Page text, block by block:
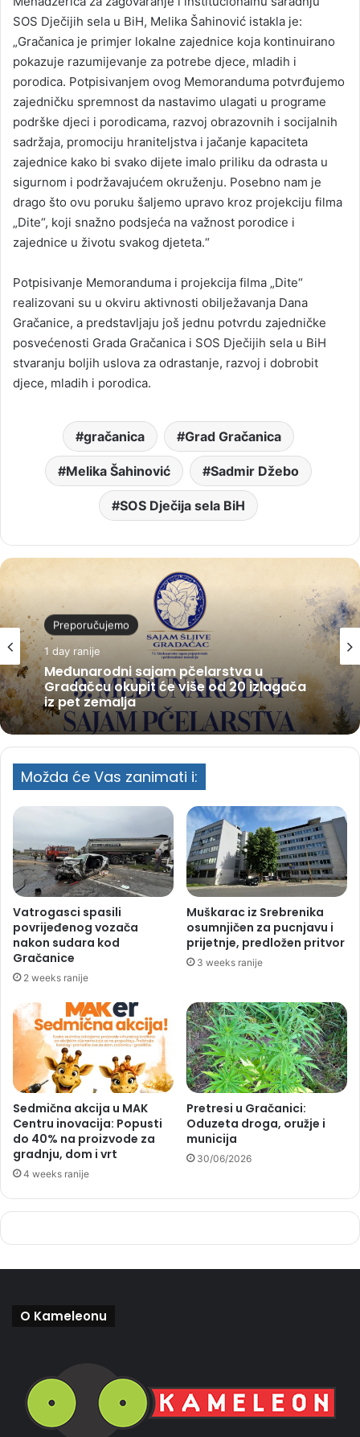
SOS Dječijih sela u BiH, Melika Šahinović istakla je:
„Gračanica je primjer lokalne zajednice koja kontinuirano
pokazuje razumijevanje za potrebe djece, mladih i
porodica. Potpisivanjem ovog Memoranduma potvrđujemo
zajedničku spremnost da nastavimo ulagati u programe
podrške djeci i porodicama, razvoj obrazovnih i socijalnih
sadržaja, promociju hraniteljstva i jačanje kapaciteta
zajednice kako bi svako dijete imalo priliku da odrasta u
sigurnom i podržavajućem okruženju. Posebno nam je
drago što ovu poruku šaljemo upravo kroz projekciju filma
„Dite“, koji snažno podsjeća na važnost porodice i
zajednice u životu svakog djeteta.“
Potpisivanje Memoranduma i projekcija filma „Dite“
realizovani su u okviru aktivnosti obilježavanja Dana
Gračanice, a predstavljaju još jednu potvrdu zajedničke
posvećenosti Grada Gračanica i SOS Dječijih sela u BiH
stvaranju boljih uslova za odrastanje, razvoj i dobrobit
djece, mladih i porodica.
gračanica Grad Gračanica
Melika Šahinović Sadmir Džebo
SOS Dječija sela BiH
Preporučujemo
1 day ranije
Međunarodni sajam pčelarstva u
Gradačcu okupit će više od 20 izlagača
iz pet zemalja
Možda će Vas zanimati i:
Vatrogasci spasili
povrijeđenog vozača
nakon sudara kod
Gračanice
2 weeks ranije
Muškarac iz Srebrenika
osumnjičen za pucnjavu i
prijetnje, predložen pritvor
3 weeks ranije
Sedmična akcija u MAK
Centru inovacija: Popusti
do 40% na proizvode za
gradnju, dom i vrt
4 weeks ranije
Pretresi u Gračanici:
Oduzeta droga, oružje i
municija
30/06/2026
O Kameleonu